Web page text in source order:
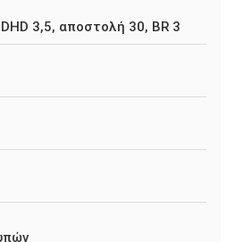
3,5, αποστολή 30, BR 3